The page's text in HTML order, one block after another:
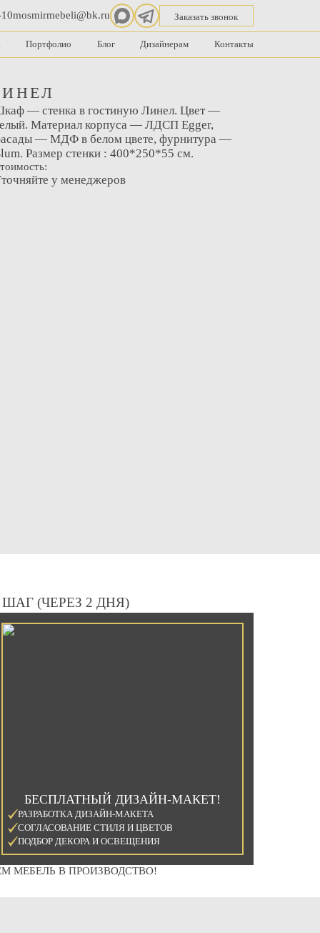
mosmirmebeli@bk.ru Заказать звонок
Портфолио Блог Дизайнерам Контакты
— стенка в гостиную Линел. Цвет —
Материал корпуса — ЛДСП Egger,
— МДФ в белом цвете, фурнитура —
Размер стенки : 400*250*55 см.
у менеджеров
ШАГ (ЧЕРЕЗ 2 ДНЯ)
БЕСПЛАТНЫЙ ДИЗАЙН-МАКЕТ!
РАЗРАБОТКА ДИЗАЙН-МАКЕТА
СОГЛАСОВАНИЕ СТИЛЯ И ЦВЕТОВ
ПОДБОР ДЕКОРА И ОСВЕЩЕНИЯ
МЕБЕЛЬ В ПРОИЗВОДСТВО!